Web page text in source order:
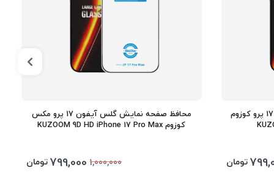
محافظ صفحه نمایش گلس آیفون 17 پرو کوزوم
تومان
محافظ صفحه نمایش گلس آیفون 17 پرو مکس
کوزوم KUZOOM 9D HD iPhone 17 Pro Max
1,000,000
799,000تومان